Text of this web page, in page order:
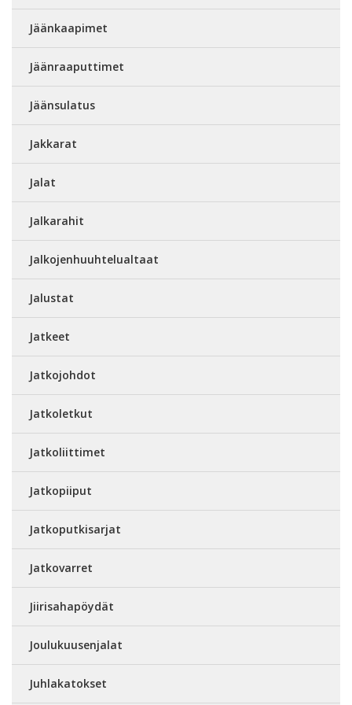
Jäänkaapimet
Jäänraaputtimet
Jäänsulatus
Jakkarat
Jalat
Jalkarahit
Jalkojenhuuhtelualtaat
Jalustat
Jatkeet
Jatkojohdot
Jatkoletkut
Jatkoliittimet
Jatkopiiput
Jatkoputkisarjat
Jatkovarret
Jiirisahapöydät
Joulukuusenjalat
Juhlakatokset